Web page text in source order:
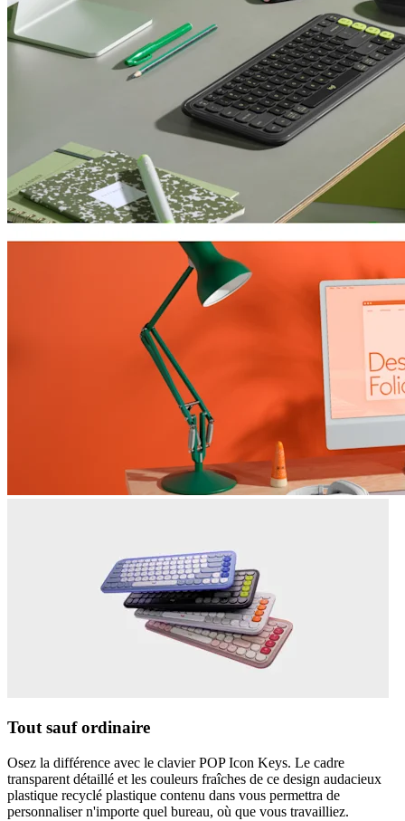
Tout sauf ordinaire
Osez la différence avec le clavier POP Icon Keys. Le cadre
transparent détaillé et les couleurs fraîches de ce design audacieux
plastique recyclé plastique contenu dans vous permettra de
personnaliser n'importe quel bureau, où que vous travailliez.